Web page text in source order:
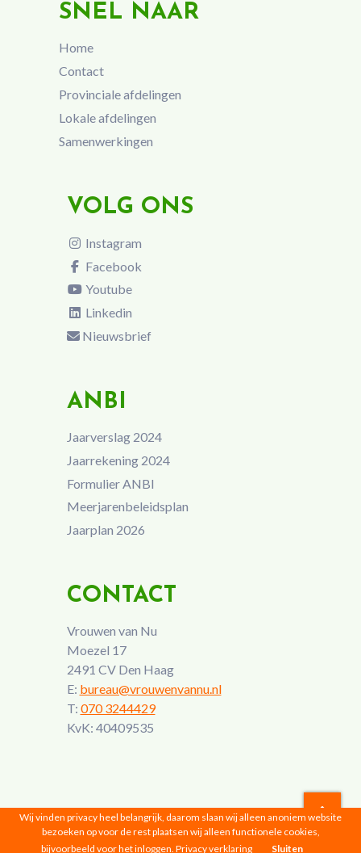
SNEL NAAR
Home
Contact
Provinciale afdelingen
Lokale afdelingen
Samenwerkingen
VOLG ONS
Instagram
Facebook
Youtube
Linkedin
Nieuwsbrief
ANBI
Jaarverslag 2024
Jaarrekening 2024
Formulier ANBI
Meerjarenbeleidsplan
Jaarplan 2026
CONTACT
Vrouwen van Nu
Moezel 17
2491 CV Den Haag
E: bureau@vrouwenvannu.nl
T: 070 3244429
KvK: 40409535
Vrouwen van Nu © 2026 |Privacyverklaring
Wij vinden privacy heel belangrijk, daarom slaan wij alleen anoniem website
bezoeken op voor de rest plaatsen wij alleen functionele cookies,
bijvoorbeeld voor het inloggen. Privacy verklaring Sluiten